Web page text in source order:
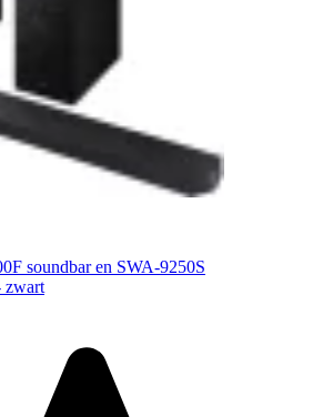
soundbar en SWA-9250S
zwart